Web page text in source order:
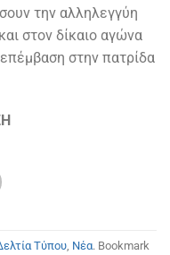
την αλληλεγγύη
στον δίκαιο αγώνα
επέμβαση στην πατρίδα
Τύπου, Νέα. Bookmark